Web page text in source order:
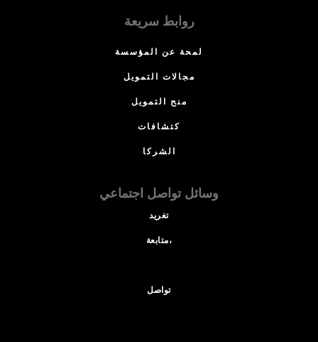
روابط سريعة
لمحة عن المؤسسة
مجالات التمويل
منح التمويل
كتشافات
الشركا
وسائل تواصل اجتماعي
تغريد
متابعة،
تواصل